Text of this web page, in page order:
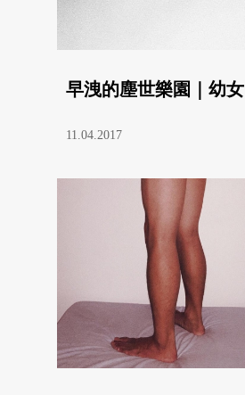
早洩的塵世樂園｜幼女
11.04.2017